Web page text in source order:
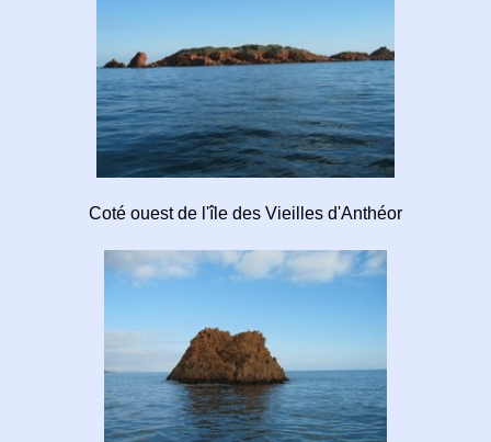
Coté ouest de l'île des Vieilles d'Anthéor